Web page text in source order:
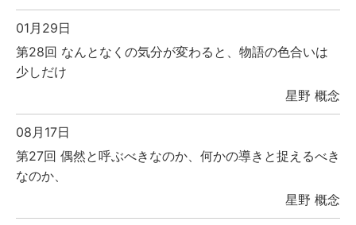
01月29日
第28回 なんとなくの気分が変わると、物語の色合いは
少しだけ
星野 概念
08月17日
第27回 偶然と呼ぶべきなのか、何かの導きと捉えるべき
なのか、
星野 概念